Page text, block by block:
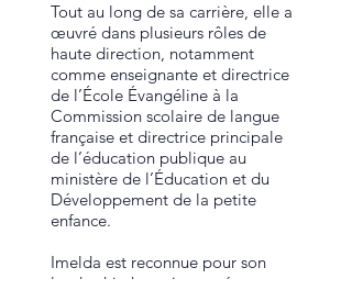
Tout au long de sa carrière, elle a
œuvré dans plusieurs rôles de
haute direction, notamment
comme enseignante et directrice
de l’École Évangéline à la
Commission scolaire de langue
française et directrice principale
de l’éducation publique au
ministère de l’Éducation et du
Développement de la petite
enfance.
Imelda est reconnue pour son
leadership humain, son écoute et